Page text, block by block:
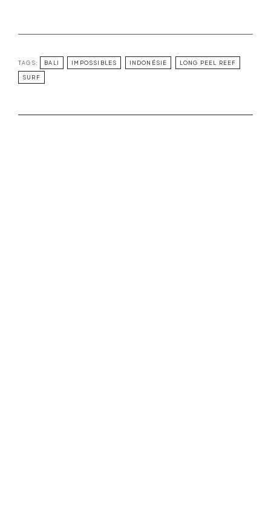
TAGS: BALI IMPOSSIBLES INDONÉSIE LONG PEEL REEF
SURF